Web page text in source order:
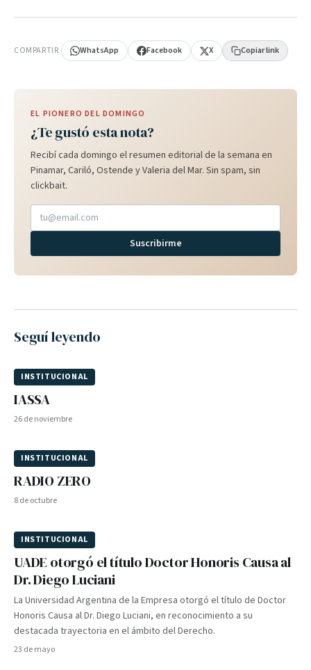
COMPARTIR WhatsApp Facebook X Copiar link
EL PIONERO DEL DOMINGO
¿Te gustó esta nota?
Recibí cada domingo el resumen editorial de la semana en
Pinamar, Cariló, Ostende y Valeria del Mar. Sin spam, sin
clickbait.
Suscribirme
Seguí leyendo
INSTITUCIONAL
IASSA
26 de noviembre
INSTITUCIONAL
RADIO ZERO
8 de octubre
INSTITUCIONAL
UADE otorgó el título Doctor Honoris Causa al
Dr. Diego Luciani
La Universidad Argentina de la Empresa otorgó el título de Doctor
Honoris Causa al Dr. Diego Luciani, en reconocimiento a su
destacada trayectoria en el ámbito del Derecho.
23 de mayo